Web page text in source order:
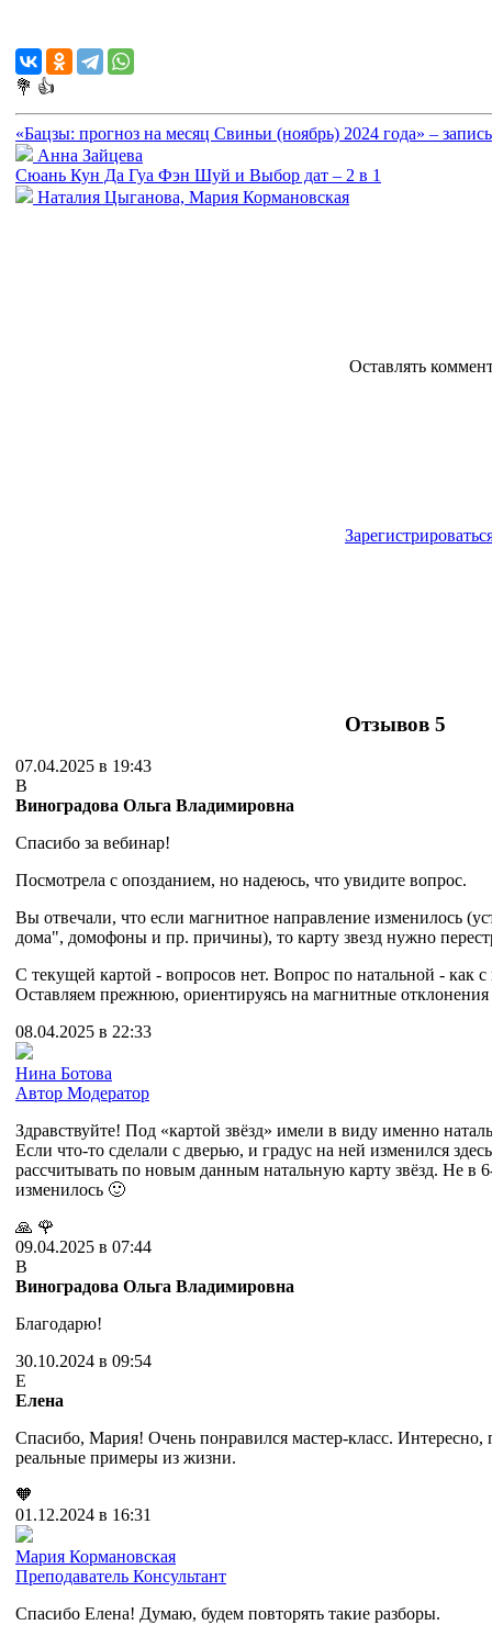
💐 👍
«Бацзы: прогноз на месяц Свиньи (ноябрь) 2024 года» –
Анна Зайцева
Сюань Кун Да Гуа Фэн Шуй и Выбор дат – 2 в 1
Наталия Цыганова, Мария Кормановская
Оставлять
Отзывов 5
07.04.2025 в 19:43
В
Виноградова Ольга Владимировна
Спасибо за вебинар!
Посмотрела с опозданием, но надеюсь, что увидите вопрос.
Вы отвечали, что если магнитное направление изменилось
дома", домофоны и пр. причины), то карту звезд нужно
С текущей картой - вопросов нет. Вопрос по натальной - как
Оставляем прежнюю, ориентируясь на магнитные
08.04.2025 в 22:33
Нина Ботова
Автор Модератор
Здравствуйте! Под «картой звёзд» имели в виду именно
Если что-то сделали с дверью, и градус на ней изменился
рассчитывать по новым данным натальную карту звёзд. Не в
изменилось 🙂
🙏 🌹
09.04.2025 в 07:44
В
Виноградова Ольга Владимировна
Благодарю!
30.10.2024 в 09:54
Е
Елена
Спасибо, Мария! Очень понравился мастер-класс. Интересно,
реальные примеры из жизни.
🧡
01.12.2024 в 16:31
Мария Кормановская
Преподаватель Консультант
Спасибо Елена! Думаю, будем повторять такие разборы.